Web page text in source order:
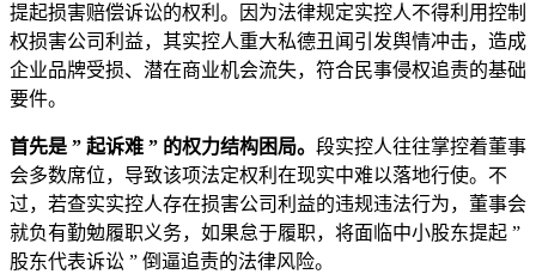
提起损害赔偿诉讼的权利。因为法律规定实控人不得利用控制
权损害公司利益，其实控人重大私德丑闻引发舆情冲击，造成
企业品牌受损、潜在商业机会流失，符合民事侵权追责的基础
要件。
首先是 ” 起诉难 ” 的权力结构困局。 段实控人往往掌控着董事
会多数席位，导致该项法定权利在现实中难以落地行使。不
过，若查实实控人存在损害公司利益的违规违法行为，董事会
就负有勤勉履职义务，如果怠于履职，将面临中小股东提起 ”
股东代表诉讼 ” 倒逼追责的法律风险。